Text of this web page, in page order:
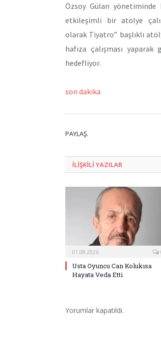
Özsoy Gülan
etkileşimli bir atölye
olarak Tiyatro” başlıklı
hafıza çalışması
hedefliyor.
son dakika
PAYLAŞ.
ILIŞKILI YAZILAR
01.08.2026
Usta Oyuncu Can Kolukısa
Hayata Veda Etti
Yorumlar kapatıldı.